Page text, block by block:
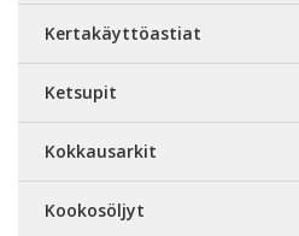
Kertakäyttöastiat
Ketsupit
Kokkausarkit
Kookosöljyt